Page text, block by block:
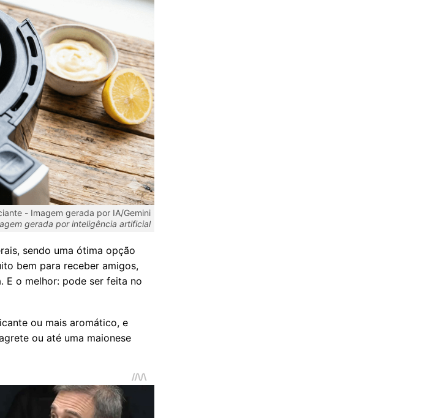
- Imagem gerada por IA/Gemini
gerada por inteligência artificial
sendo uma ótima opção
bem para receber amigos,
E o melhor: pode ser feita no
ou mais aromático, e
ou até uma maionese